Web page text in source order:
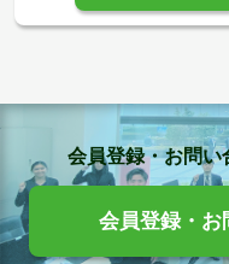
会員登録・お問い
会員登録・お